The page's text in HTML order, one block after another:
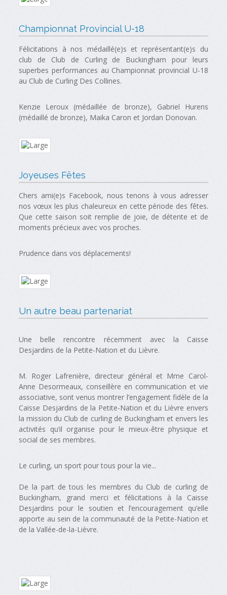
Championnat Provincial U-18
Félicitations à nos médaillé(e)s et représentant(e)s du
club de Club de Curling de Buckingham pour leurs
superbes performances au Championnat provincial U-18
au Club de Curling Des Collines.
Kenzie Leroux (médaillée de bronze), Gabriel Hurens
(médaillé de bronze), Maika Caron et Jordan Donovan.
Joyeuses Fêtes
Chers ami(e)s Facebook, nous tenons à vous adresser
nos vœux les plus chaleureux en cette période des fêtes.
Que cette saison soit remplie de joie, de détente et de
moments précieux avec vos proches.
Prudence dans vos déplacements!
Un autre beau partenariat
Une belle rencontre récemment avec la Caisse
Desjardins de la Petite-Nation et du Lièvre.
M. Roger Lafrenière, directeur général et Mme Carol-
Anne Desormeaux, conseillère en communication et vie
associative, sont venus montrer l’engagement fidèle de la
Caisse Desjardins de la Petite-Nation et du Lièvre envers
la mission du Club de curling de Buckingham et envers les
activités qu’il organise pour le mieux-être physique et
social de ses membres.
Le curling, un sport pour tous pour la vie...
De la part de tous les membres du Club de curling de
Buckingham, grand merci et félicitations à la Caisse
Desjardins pour le soutien et l’encouragement qu’elle
apporte au sein de la communauté de la Petite-Nation et
de la Vallée-de-la-Lièvre.